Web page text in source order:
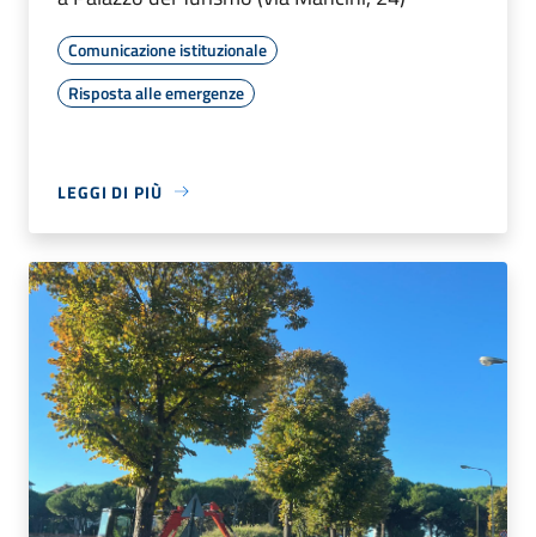
Comunicazione istituzionale
Risposta alle emergenze
LEGGI DI PIÙ